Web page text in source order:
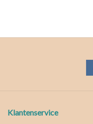
Klantenservice